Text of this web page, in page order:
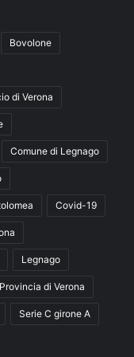
Bovolone
di Verona
Comune di Legnago
Covid-19
Legnago
Provincia di Verona
Serie C girone A